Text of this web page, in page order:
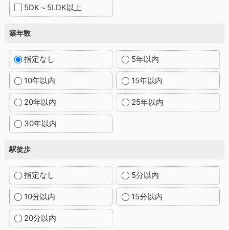
5DK～5LDK以上
築年数
指定なし 5年以内
10年以内 15年以内
20年以内 25年以内
30年以内
駅徒歩
指定なし 5分以内
10分以内 15分以内
20分以内